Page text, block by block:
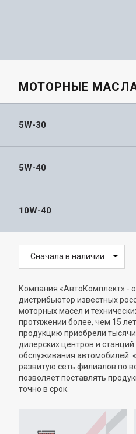
МОТОРНЫЕ
5W-30
5W-40
10W-40
Сначала в наличии
Компания «АвтоКомплект» -
дистрибьютор известных
моторных масел и
протяжении более, чем 15
продукцию приобрели
дилерских центров и станций
обслуживания автомобилей.
развитую сеть филиалов по
позволяет поставлять
точно в срок.